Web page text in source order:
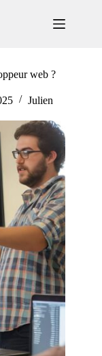
web ?
Julien